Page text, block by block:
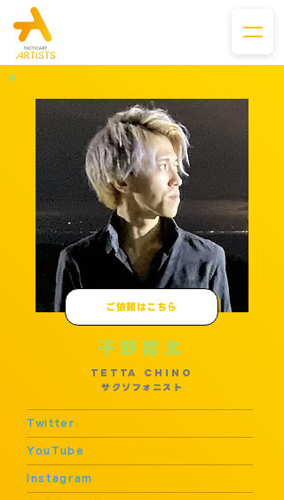
ご依頼はこちら
千野哲太
Tetta CHINO
サクソフォニスト
Twitter
YouTube
Instagram